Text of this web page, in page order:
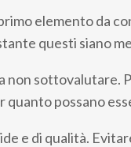
elemento da
questi siano
non sottovalutare.
quanto possano
e di qualità.